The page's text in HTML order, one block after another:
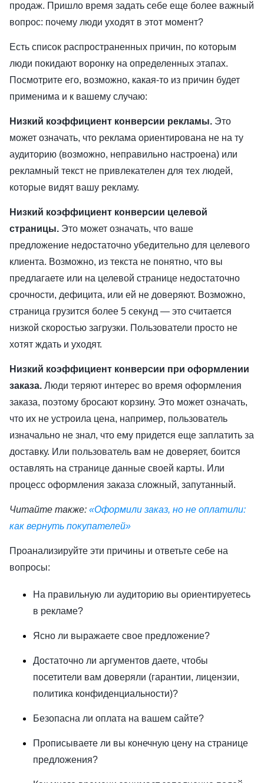
продаж. Пришло время задать себе еще более важный
вопрос: почему люди уходят в этот момент?
Есть список распространенных причин, по которым
люди покидают воронку на определенных этапах.
Посмотрите его, возможно, какая-то из причин будет
применима и к вашему случаю:
Низкий коэффициент конверсии рекламы. Это
может означать, что реклама ориентирована не на ту
аудиторию (возможно, неправильно настроена) или
рекламный текст не привлекателен для тех людей,
которые видят вашу рекламу.
Низкий коэффициент конверсии целевой
страницы. Это может означать, что ваше
предложение недостаточно убедительно для целевого
клиента. Возможно, из текста не понятно, что вы
предлагаете или на целевой странице недостаточно
срочности, дефицита, или ей не доверяют. Возможно,
страница грузится более 5 секунд — это считается
низкой скоростью загрузки. Пользователи просто не
хотят ждать и уходят.
Низкий коэффициент конверсии при оформлении
заказа. Люди теряют интерес во время оформления
заказа, поэтому бросают корзину. Это может означать,
что их не устроила цена, например, пользователь
изначально не знал, что ему придется еще заплатить за
доставку. Или пользователь вам не доверяет, боится
оставлять на странице данные своей карты. Или
процесс оформления заказа сложный, запутанный.
Читайте также: «Оформили заказ, но не оплатили:
как вернуть покупателей»
Проанализируйте эти причины и ответьте себе на
вопросы:
На правильную ли аудиторию вы ориентируетесь
в рекламе?
Ясно ли выражаете свое предложение?
Достаточно ли аргументов даете, чтобы
посетители вам доверяли (гарантии, лицензии,
политика конфиденциальности)?
Безопасна ли оплата на вашем сайте?
Прописываете ли вы конечную цену на странице
предложения?